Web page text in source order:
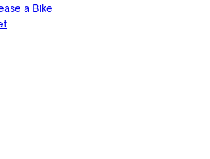
a Bike